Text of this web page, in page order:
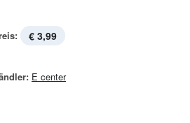
€ 3,99
E center